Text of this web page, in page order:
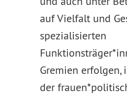
auf Vielfalt und
spezialisierten
Gremien erfolgen,
der